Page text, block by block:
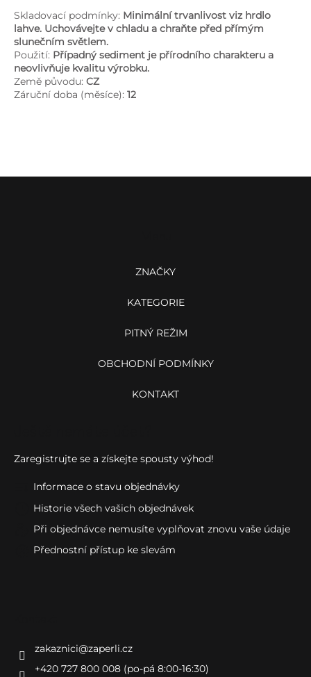
Skladovací podmínky: Minimální trvanlivost viz hrdlo
lahve. Uchovávejte v chladu a chraňte před přímým
slunečním světlem.
Použití: Případný sediment je přírodního charakteru a
neovlivňuje kvalitu výrobku.
Země původu: CZ
Záruční doba (měsíce): 12
ZNAČKY
KATEGORIE
PITNÝ REŽIM
OBCHODNÍ PODMÍNKY
KONTAKT
Zaregistrujte se a získejte spousty výhod!
Informace o stavu objednávky
Historie všech vašich objednávek
Při objednávce nemusíte vyplňovat znovu vaše údaje
Přednostní přístup ke slevám
zakaznici@zaperli.cz
+420 727 800 008 (po-pá 8:00-16:30)